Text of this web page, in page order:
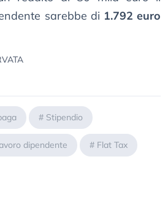
sarebbe di 1.792 euro
# Stipendio
dipendente # Flat Tax